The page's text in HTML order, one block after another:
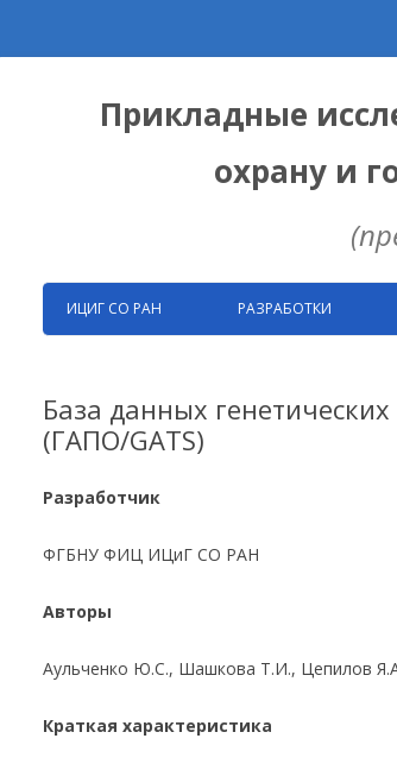
Прикладные
охрану и
ИЦИГ СО РАН РАЗРАБОТКИ
ПРИКЛАДНЫЕ
База данных
(ГАПО/GATS)
Разработчик
ФГБНУ ФИЦ ИЦиГ СО РАН
Авторы
Аульченко Ю.С., Шашкова Т.И., Цепилов
Краткая характеристика